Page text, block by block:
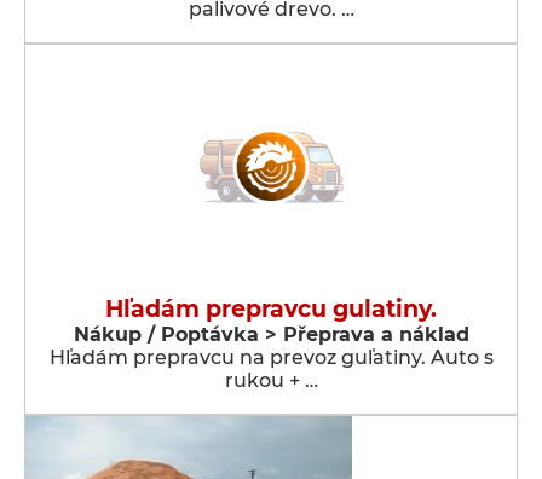
palivové drevo. …
Hľadám prepravcu gulatiny.
Nákup / Poptávka > Přeprava a náklad
Hľadám prepravcu na prevoz guľatiny. Auto s
rukou + …